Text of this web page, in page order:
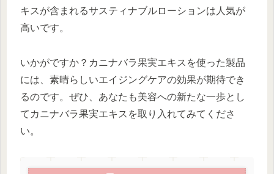
キスが含まれるサスティナブルローションは人気が
高いです。
いかがですか？カニナバラ果実エキスを使った製品
には、素晴らしいエイジングケアの効果が期待でき
るのです。ぜひ、あなたも美容への新たな一歩とし
てカニナバラ果実エキスを取り入れてみてくださ
い。